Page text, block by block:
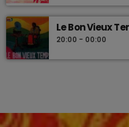
Le Bon Vieux
20:00 - 00:00